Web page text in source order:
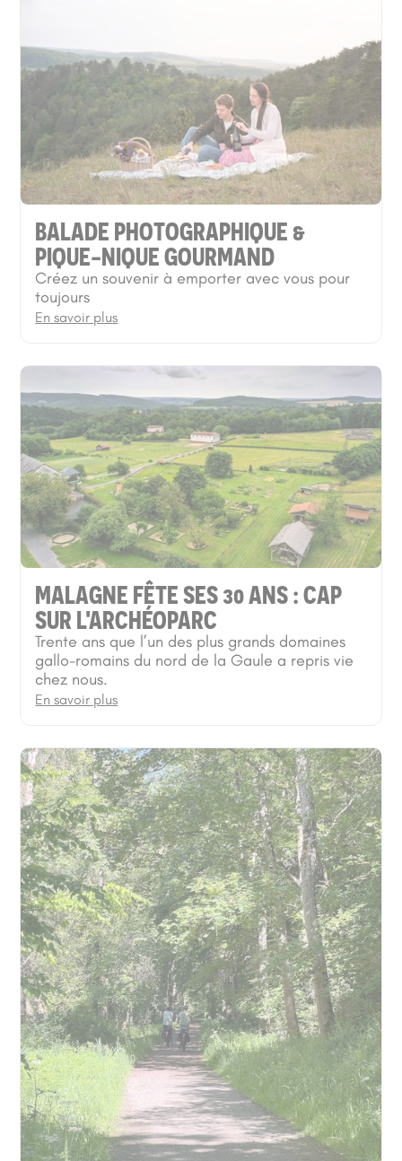
BALADE PHOTOGRAPHIQUE &
PIQUE-NIQUE GOURMAND
Créez un souvenir à emporter avec vous pour
toujours
En savoir plus
MALAGNE FÊTE SES 30 ANS : CAP
SUR L'ARCHÉOPARC
Trente ans que l’un des plus grands domaines
gallo-romains du nord de la Gaule a repris vie
chez nous.
En savoir plus